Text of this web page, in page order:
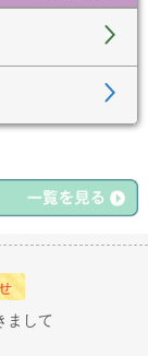
まして